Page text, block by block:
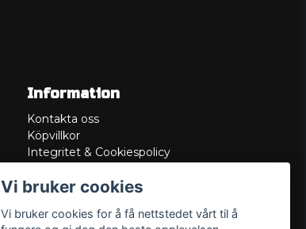
Information
Kontakta oss
Köpvillkor
Integritet & Cookiespolicy
Service/Garanti
Lådritning
Vi bruker cookies
Vi bruker cookies for å få nettstedet vårt til å